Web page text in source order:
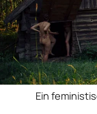
Ein